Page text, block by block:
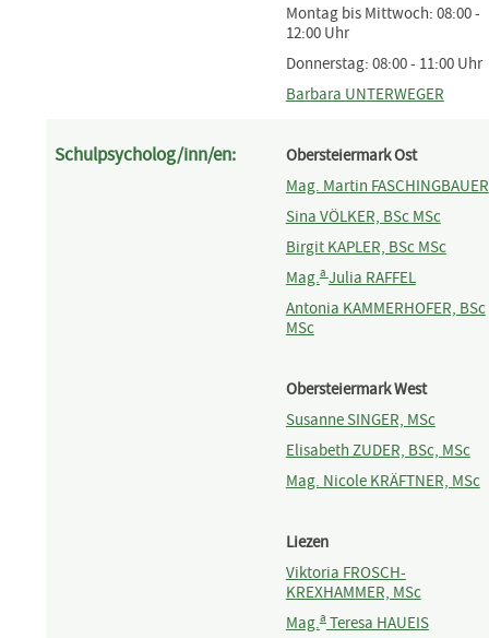
Montag bis Mittwoch: 08:00 -
12:00 Uhr
Donnerstag: 08:00 - 11:00 Uhr
Barbara UNTERWEGER
Schulpsycholog/inn/en:
Obersteiermark Ost
Mag. Martin FASCHINGBAUER
Sina VÖLKER, BSc MSc
Birgit KAPLER, BSc MSc
Mag.aJulia RAFFEL
Antonia KAMMERHOFER, BSc
MSc
Obersteiermark West
Susanne SINGER, MSc
Elisabeth ZUDER, BSc, MSc
Mag. Nicole KRÄFTNER, MSc
Liezen
Viktoria FROSCH-
KREXHAMMER, MSc
Mag.aTeresa HAUEIS